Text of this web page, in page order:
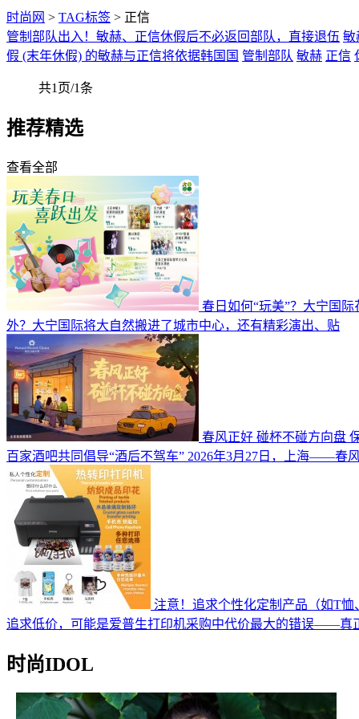
时尚网 > TAG标签 > 正信
管制部队出入！敏赫、正信休假后不必返回部队，直接退伍 敏
假 (末年休假) 的敏赫与正信将依据韩国国 管制部队 敏赫 正信
共1页/1条
推荐精选
查看全部
春日如何“玩美”？大宁国
外？大宁国际将大自然搬进了城市中心，还有精彩演出、贴
春风正好 碰杯不碰方向盘
百家酒吧共同倡导“酒后不驾车” 2026年3月27日，上海——春
注意！追求个性化定制产品（如T
追求低价，可能是爱普生打印机采购中代价最大的错误——真
时尚IDOL